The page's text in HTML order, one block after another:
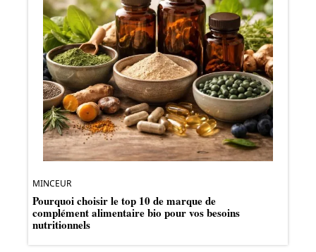
MINCEUR
Pourquoi choisir le top 10 de marque de
complément alimentaire bio pour vos besoins
nutritionnels